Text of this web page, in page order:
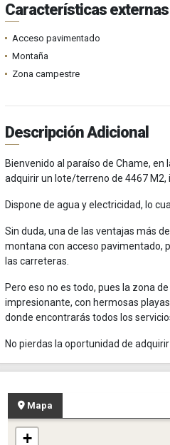
Características externas
Acceso pavimentado
Montaña
Zona campestre
Descripción Adicional
Bienvenido al paraíso de Chame,
adquirir un lote/terreno de 4467 M2,
Dispone de agua y electricidad, lo
Sin duda, una de las ventajas más
montana con acceso pavimentado,
las carreteras.
Pero eso no es todo, pues la zona
impresionante, con hermosas
donde encontrarás todos los
No pierdas la oportunidad de
Mapa
+